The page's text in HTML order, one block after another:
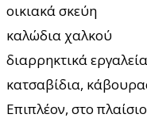
οικιακά σκεύη
καλώδια χαλκού
διαρρηκτικά
κατσαβίδια,
Επιπλέον, στο